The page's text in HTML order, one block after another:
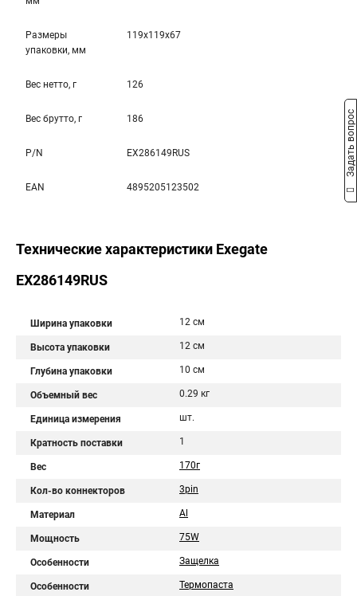
Размеры
упаковки, мм
119x119x67
Вес нетто, г 126
Вес брутто, г 186
P/N EX286149RUS
EAN 4895205123502
Технические характеристики Exegate
EX286149RUS
Ширина упаковки 12 см
Высота упаковки 12 см
Глубина упаковки 10 см
Объемный вес 0.29 кг
Единица измерения шт.
Кратность поставки 1
Вес 170г
Кол-во коннекторов 3pin
Материал Al
Мощность 75W
Особенности Защелка
Особенности Термопаста
Задать вопрос